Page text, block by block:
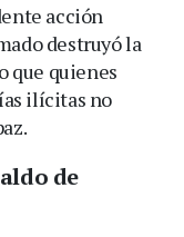
acción
destruyó la
que quienes
ilícitas no
de